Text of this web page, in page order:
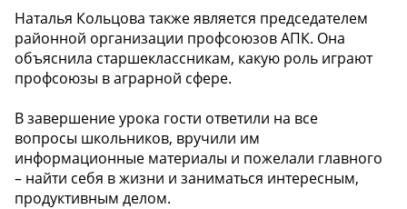
Наталья Кольцова также является председателем
районной организации профсоюзов АПК. Она
объяснила старшеклассникам, какую роль играют
профсоюзы в аграрной сфере.
В завершение урока гости ответили на все
вопросы школьников, вручили им
информационные материалы и пожелали главного
– найти себя в жизни и заниматься интересным,
продуктивным делом.